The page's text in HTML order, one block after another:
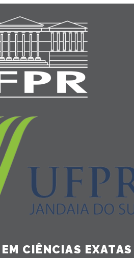
CIÊNCIAS EXATAS